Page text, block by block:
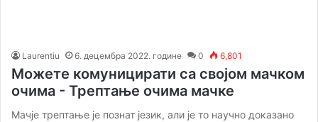
Laurentiu 6. децембра 2022. године 0 6,801
Можете комуницирати са својом мачком
очима - Трептање очима мачке
Мачје трептање је познат језик, али је то научно доказано